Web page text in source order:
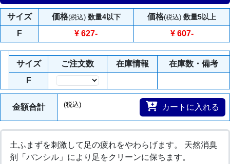
サイズ 価格(税込) 数量4以下 価格(税込) 数量5以上
F ¥ 627- ¥ 607-
サイズ ご注文数 在庫情報
在庫数・備考
F
金額合計 (税込) カートに入れる
土ふまずを刺激して足の疲れをやわらげます。 天然消臭
剤「パンシル」により足をクリーンに保ちます。